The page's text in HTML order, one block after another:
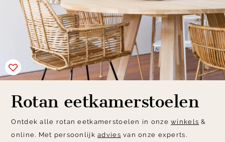
Rotan eetkamerstoelen
Ontdek alle rotan eetkamerstoelen in onzewinkels &
online. Met persoonlijkadvies van onze experts.